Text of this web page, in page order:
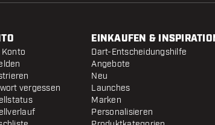
Konto
vergessen
EINKAUFEN &
Dart-Entscheidungshilfe
Angebote
Neu
Launches
Marken
Personalisieren